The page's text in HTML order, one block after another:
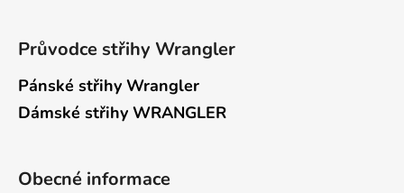
Průvodce střihy Wrangler
Pánské střihy Wrangler
Dámské střihy WRANGLER
Obecné informace